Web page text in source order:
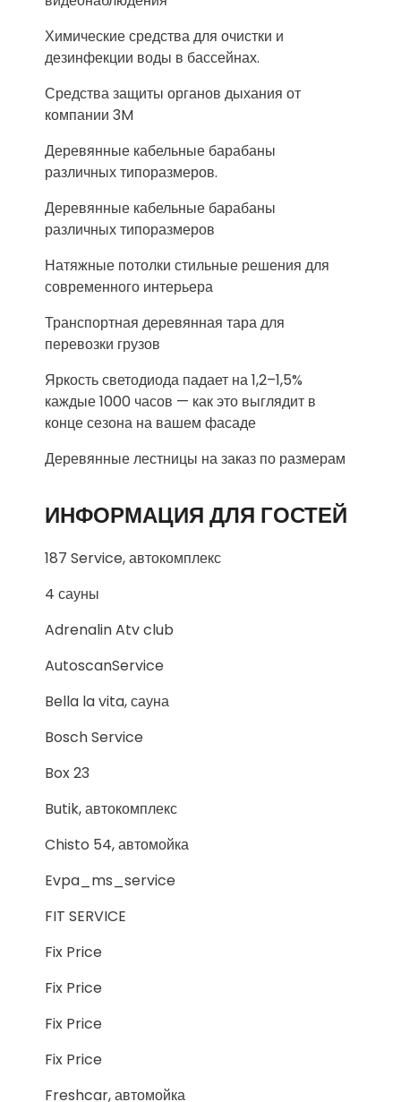
Химические средства для очистки и
дезинфекции воды в бассейнах.
Средства защиты органов дыхания от
компании 3M
Деревянные кабельные барабаны
различных типоразмеров.
Деревянные кабельные барабаны
различных типоразмеров
Натяжные потолки стильные решения для
современного интерьера
Транспортная деревянная тара для
перевозки грузов
Яркость светодиода падает на 1,2–1,5%
каждые 1000 часов — как это выглядит в
конце сезона на вашем фасаде
Деревянные лестницы на заказ по размерам
ИНФОРМАЦИЯ ДЛЯ ГОСТЕЙ
187 Service, автокомплекс
4 сауны
Adrenalin Atv club
AutoscanService
Bella la vita, сауна
Bosch Service
Box 23
Butik, автокомплекс
Chisto 54, автомойка
Evpa_ms_service
FIT SERVICE
Fix Price
Fix Price
Fix Price
Fix Price
Freshcar, автомойка